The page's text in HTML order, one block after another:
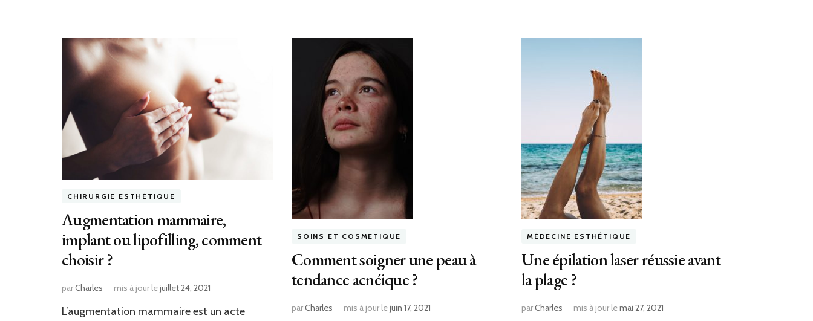
CHIRURGIE ESTHÉTIQUE
Augmentation mammaire,
implant ou lipofilling, comment
choisir ?
parCharles mis à jour lejuillet 24, 2021
L’augmentation mammaire est un acte
SOINS ET COSMETIQUE
Comment soigner une peau à
tendance acnéique ?
parCharles mis à jour lejuin 17, 2021
MÉDECINE ESTHÉTIQUE
Une épilation laser réussie avant
la plage ?
parCharles mis à jour lemai 27, 2021